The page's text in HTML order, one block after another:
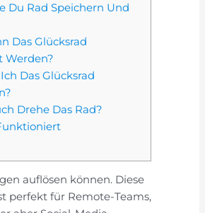
Du Rad Speichern Und
Das Glücksrad
Werden?
Das Glücksrad
Drehe Das Rad?
auflösen können. Diese
perfekt für Remote-Teams,